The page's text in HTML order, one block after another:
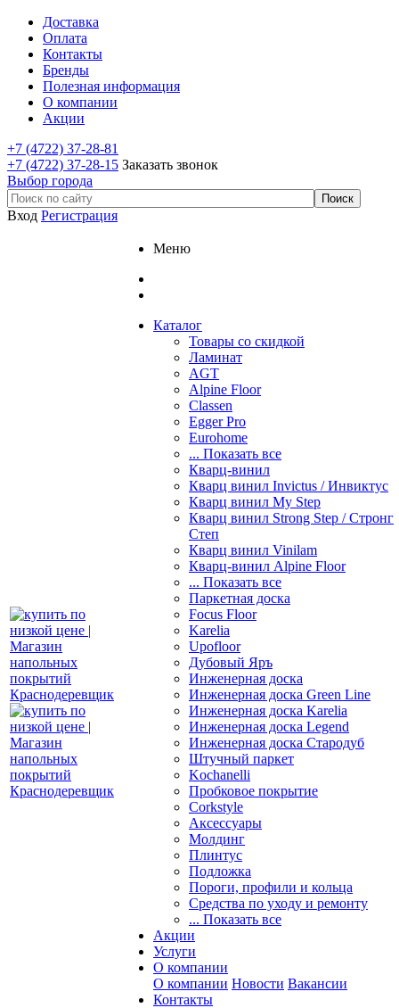
Доставка
Оплата
Контакты
Бренды
Полезная информация
О компании
Акции
+7 (4722) 37-28-81
+7 (4722) 37-28-15 Заказать звонок
Выбор города
Вход Регистрация
Меню
Каталог
Товары со скидкой
Ламинат
AGT
Alpine Floor
Classen
Egger Pro
Eurohome
... Показать все
Кварц-винил
Кварц винил Invictus / Инвиктус
Кварц винил My Step
Кварц винил Strong Step / Стронг
Степ
Кварц винил Vinilam
Кварц-винил Alpine Floor
... Показать все
Паркетная доска
Focus Floor
Karelia
Upofloor
Дубовый Яръ
Инженерная доска
Инженерная доска Green Line
Инженерная доска Karelia
Инженерная доска Legend
Инженерная доска Стародуб
Штучный паркет
Kochanelli
Пробковое покрытие
Corkstyle
Аксессуары
Молдинг
Плинтус
Подложка
Пороги, профили и кольца
Средства по уходу и ремонту
... Показать все
Акции
Услуги
О компании
О компании Новости Вакансии
Контакты